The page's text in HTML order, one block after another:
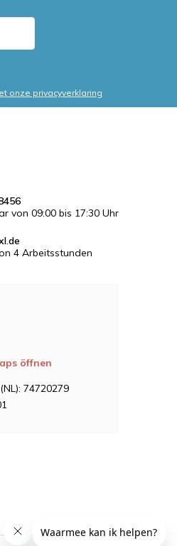
onze privacyverklaring
von 09:00 bis 17:30 Uhr
4 Arbeitsstunden
öffnen
74720279